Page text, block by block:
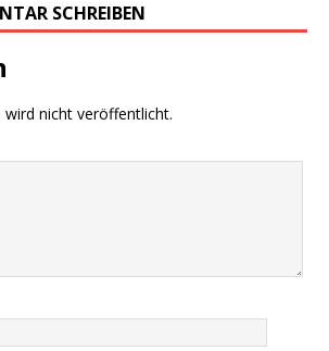
SCHREIBEN
wird nicht veröffentlicht.